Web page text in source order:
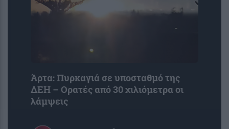
Άρτα: Πυρκαγιά σε υποσταθμό της
ΔΕΗ – Ορατές από 30 χιλιόμετρα οι
λάμψεις